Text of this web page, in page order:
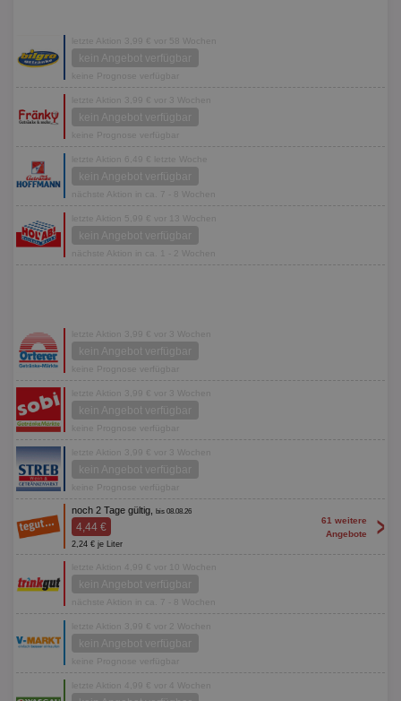
letzte Aktion 3,99 € vor 58 Wochen
kein Angebot verfügbar
keine Prognose verfügbar
letzte Aktion 3,99 € vor 3 Wochen
kein Angebot verfügbar
keine Prognose verfügbar
letzte Aktion 6,49 € letzte Woche
kein Angebot verfügbar
nächste Aktion in ca. 7 - 8 Wochen
letzte Aktion 5,99 € vor 13 Wochen
kein Angebot verfügbar
nächste Aktion in ca. 1 - 2 Wochen
letzte Aktion 3,99 € vor 3 Wochen
kein Angebot verfügbar
keine Prognose verfügbar
letzte Aktion 3,99 € vor 3 Wochen
kein Angebot verfügbar
keine Prognose verfügbar
letzte Aktion 3,99 € vor 3 Wochen
kein Angebot verfügbar
keine Prognose verfügbar
noch 2 Tage gültig, bis 08.08.26
4,44 €
2,24 € je Liter
61 weitere
Angebote
>
letzte Aktion 4,99 € vor 10 Wochen
kein Angebot verfügbar
nächste Aktion in ca. 7 - 8 Wochen
letzte Aktion 3,99 € vor 2 Wochen
kein Angebot verfügbar
keine Prognose verfügbar
letzte Aktion 4,99 € vor 4 Wochen